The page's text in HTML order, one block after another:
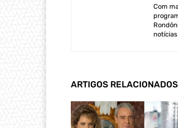
Com
ARTIGOS RELACIONADOS